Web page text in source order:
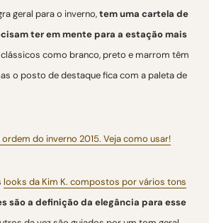
geral para o inverno,tem uma cartela de
ter em mente para a estação mais
clássicos como branco, preto e marrom têm
o posto de destaque fica com a paleta de
looks da Kim K. compostos por vários tons
são a definição da elegância para esse